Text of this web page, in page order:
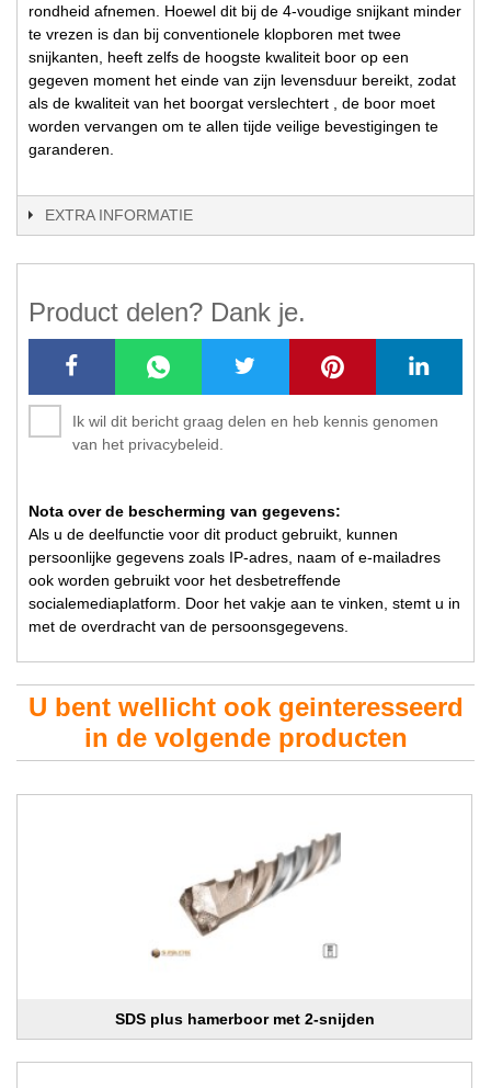
rondheid afnemen. Hoewel dit bij de 4-voudige snijkant minder
te vrezen is dan bij conventionele klopboren met twee
snijkanten, heeft zelfs de hoogste kwaliteit boor op een
gegeven moment het einde van zijn levensduur bereikt, zodat
als de kwaliteit van het boorgat verslechtert , de boor moet
worden vervangen om te allen tijde veilige bevestigingen te
garanderen.
EXTRA INFORMATIE
Product delen? Dank je.
Ik wil dit bericht graag delen en heb kennis genomen
van het privacybeleid.
Nota over de bescherming van gegevens:
Als u de deelfunctie voor dit product gebruikt, kunnen
persoonlijke gegevens zoals IP-adres, naam of e-mailadres
ook worden gebruikt voor het desbetreffende
socialemediaplatform. Door het vakje aan te vinken, stemt u in
met de overdracht van de persoonsgegevens.
U bent wellicht ook geinteresseerd
in de volgende producten
SDS plus hamerboor met 2-snijden